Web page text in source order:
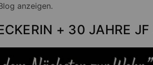
anzeigen.
+ 30 JAHRE JF